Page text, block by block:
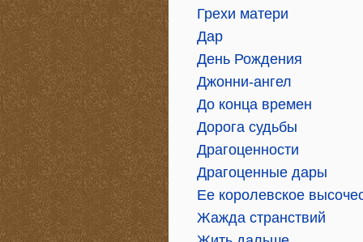
Грехи матери
Дар
День Рождения
Джонни-ангел
До конца времен
Дорога судьбы
Драгоценности
Драгоценные дары
Ее королевское
Жажда странствий